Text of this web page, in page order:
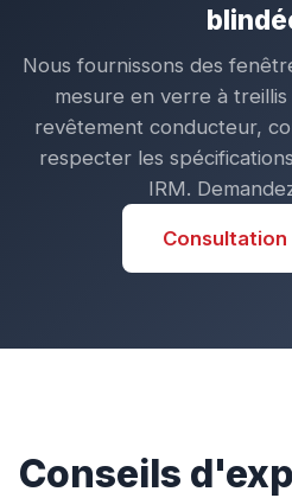
Nous fournissons des
mesure en verre à
revêtement conducteur,
respecter les
IRM.
Conseils